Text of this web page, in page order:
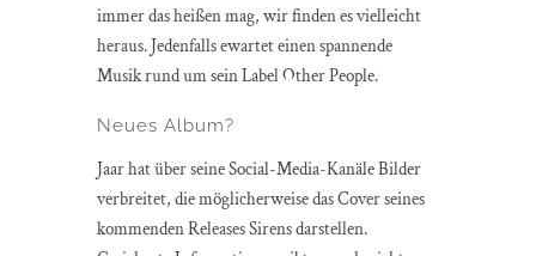
immer das heißen mag, wir finden es vielleicht
heraus. Jedenfalls ewartet einen spannende
Musik rund um sein Label Other People.
Neues Album?
Jaar hat über seine Social-Media-Kanäle Bilder
verbreitet, die möglicherweise das Cover seines
kommenden Releases Sirens darstellen.